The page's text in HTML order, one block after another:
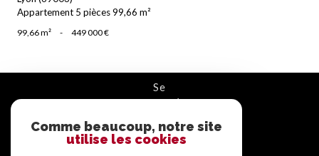
Appartement 5 pièces 99,66 m²
99,66 m² - 449 000 €
se
connecter
ESPACE PROPRIÉTAIRE
Comme beaucoup, notre site
utilise les cookies